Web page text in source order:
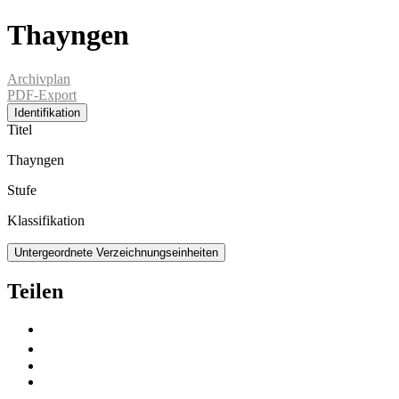
Thayngen
Archivplan
PDF-Export
Identifikation
Titel
Thayngen
Stufe
Klassifikation
Untergeordnete Verzeichnungseinheiten
Teilen